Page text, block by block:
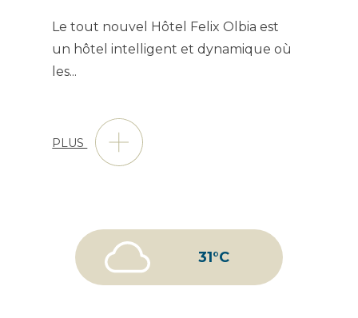
Le tout nouvel Hôtel Felix Olbia est
un hôtel intelligent et dynamique où
les...
PLUS
31°C